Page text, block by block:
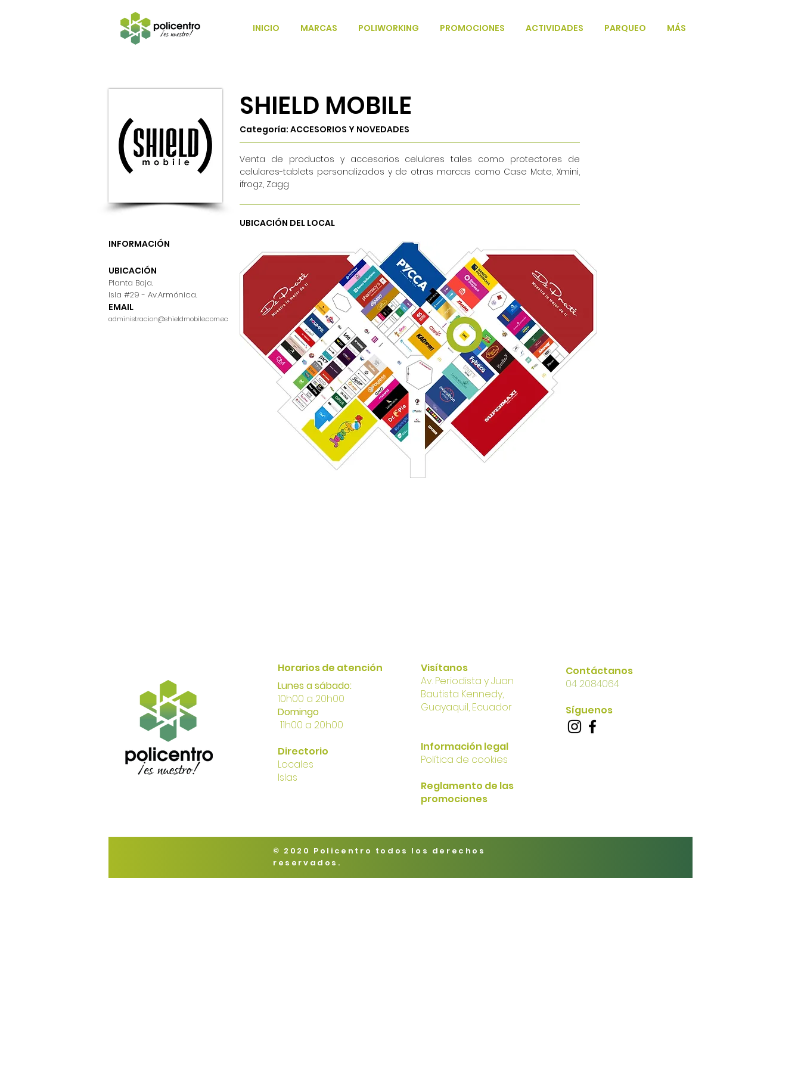
INICIO MARCAS POLIWORKING PROMOCIONES ACTIVIDADES PARQUEO MÁS
SHIELD MOBILE
Categoría: ACCESORIOS Y NOVEDADES
Venta de productos y accesorios celulares tales como protectores de
celulares-tablets personalizados y de otras marcas como Case Mate, Xmini,
ifrogz, Zagg
UBICACIÓN DEL LOCAL
INFORMACIÓN
UBICACIÓN
Planta Baja.
Isla #29 - Av.Armónica.
EMAIL
administracion@shieldmobile.com.ec
Horarios de atención
Lunes a sábado:
10h00 a 20h00
Domingo
11h00 a 20h00
Directorio
Locales
Islas
Visítanos
Av. Periodista y Juan
Bautista Kennedy,
Guayaquil, Ecuador
Información legal
Política de cookies
Reglamento de las
promociones
Contáctanos
04 2084064
Síguenos
© 2020 Policentro todos los derechos
reservados.